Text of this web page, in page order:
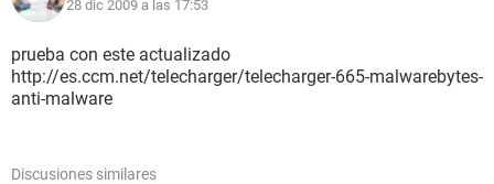
28 dic 2009 a las 17:53
prueba con este actualizado
http://es.ccm.net/telecharger/telecharger-665-malwarebytes-
anti-malware
Discusiones similares